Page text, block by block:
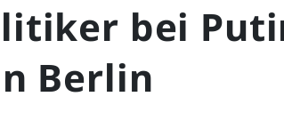
bei
Berlin